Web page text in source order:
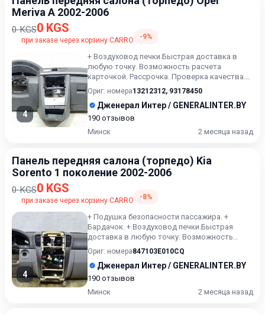
Meriva A 2002-2006
0 KGS0 KGS
при заказе через корзину CARRO -9%
4
+ Воздуховод печки.Быстрая доставка в
любую точку. Возможность расчета
карточкой. Рассрочка. Проверка качества.
Оставляйте сообщения ( или в...
Ориг. номера13212312, 93178450
Дженерал Интер / GENERALINTER.BY
190 отзывов
Минск
2 месяца назад
Панель передняя салона (торпедо) Kia
Sorento 1 поколение 2002-2006
0 KGS0 KGS
при заказе через корзину CARRO -8%
4
+ Подушка безопасности пассажира. +
Бардачок. + Воздуховод печки.Быстрая
доставка в любую точку. Возможность
расчета карточкой. Рассрочка. П...
Ориг. номера847103E010CQ
Дженерал Интер / GENERALINTER.BY
190 отзывов
Минск
2 месяца назад